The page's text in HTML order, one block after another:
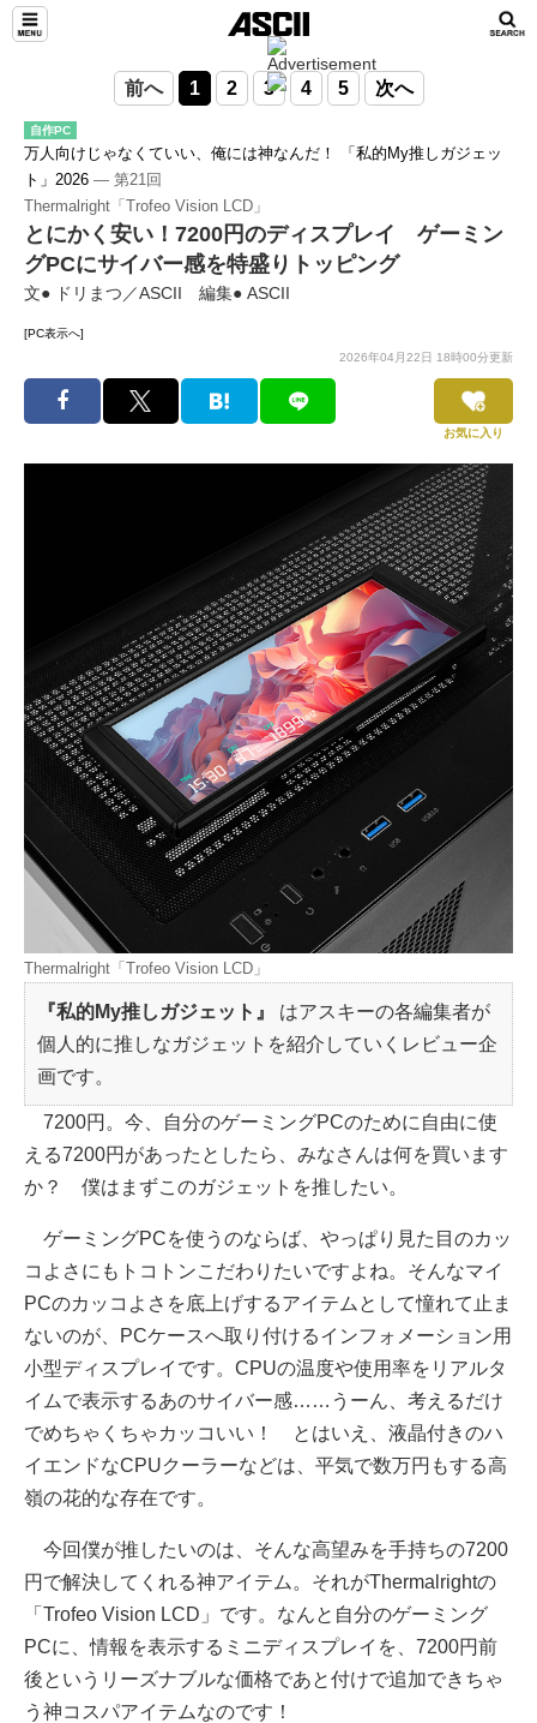
前へ 1 2 3 4 5 次へ
自作PC
万人向けじゃなくていい、俺には神なんだ！ 「私的My推しガジェッ
ト」2026 ― 第21回
Thermalright「Trofeo Vision LCD」
とにかく安い！7200円のディスプレイ ゲーミン
グPCにサイバー感を特盛りトッピング
文● ドリまつ／ASCII 編集● ASCII
[PC表示へ]
2026年04月22日 18時00分更新
お気に入り
Thermalright「Trofeo Vision LCD」
『私的My推しガジェット』
はアスキーの各編集者が
個人的に推しなガジェットを紹介していくレビュー企
画です。
7200円。今、自分のゲーミングPCのために自由に使
える7200円があったとしたら、みなさんは何を買います
か？ 僕はまずこのガジェットを推したい。
ゲーミングPCを使うのならば、やっぱり見た目のカッ
コよさにもトコトンこだわりたいですよね。そんなマイ
PCのカッコよさを底上げするアイテムとして憧れて止ま
ないのが、PCケースへ取り付けるインフォメーション用
小型ディスプレイです。CPUの温度や使用率をリアルタ
イムで表示するあのサイバー感……うーん、考えるだけ
でめちゃくちゃカッコいい！ とはいえ、液晶付きのハ
イエンドなCPUクーラーなどは、平気で数万円もする高
嶺の花的な存在です。
今回僕が推したいのは、そんな高望みを手持ちの7200
円で解決してくれる神アイテム。それがThermalrightの
「Trofeo Vision LCD」です。なんと自分のゲーミング
PCに、情報を表示するミニディスプレイを、7200円前
後というリーズナブルな価格であと付けで追加できちゃ
う神コスパアイテムなのです！